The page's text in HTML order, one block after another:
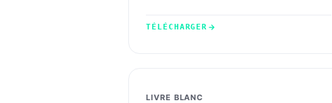
TÉLÉCHARGER
LIVRE BLANC